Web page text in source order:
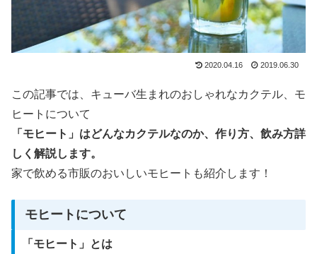
2020.04.16 2019.06.30
この記事では、キューバ生まれのおしゃれなカクテル、モ
ヒートについて
「モヒート」はどんなカクテルなのか、作り方、飲み方詳
しく解説します。
家で飲める市販のおいしいモヒートも紹介します！
モヒートについて
「モヒート」とは